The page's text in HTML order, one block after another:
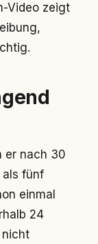
Video zeigt
er nach 30
als fünf
einmal
24
nicht